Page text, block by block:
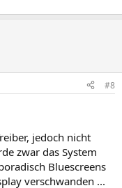
#8
jedoch nicht
zwar das System
Bluescreens
verschwanden ...